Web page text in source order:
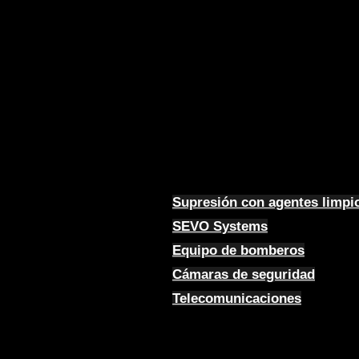
Supresión con agentes
SEVO Systems
Equipo de bomberos
Cámaras de seguridad
Telecomunicaciones